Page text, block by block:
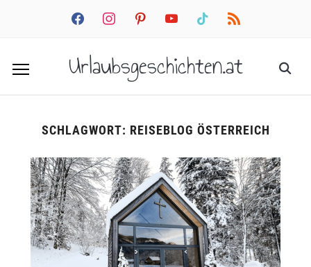
facebookinstagrampinterestyoutube tiktok rss
Urlaubsgeschichten.at
SCHLAGWORT: REISEBLOG ÖSTERREICH